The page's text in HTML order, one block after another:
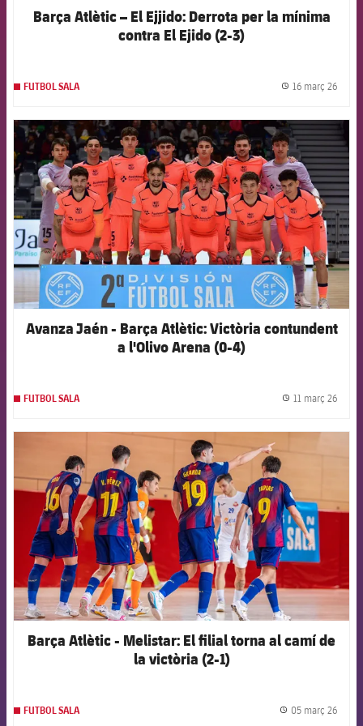
Barça Atlètic – El Ejjido: Derrota per la mínima
contra El Ejido (2-3)
FUTBOL SALA 16 març 26
FCB Barcelona badge
Avanza Jaén - Barça Atlètic: Victòria contundent
a l'Olivo Arena (0-4)
FUTBOL SALA 11 març 26
FCB Barcelona badge
Barça Atlètic - Melistar: El filial torna al camí de
la victòria (2-1)
FUTBOL SALA 05 març 26